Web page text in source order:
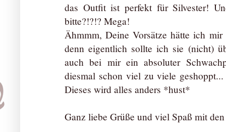
das Outfit ist perfekt für Silvester!
bitte?!?!? Mega!
Ähmmm, Deine Vorsätze hätte ich
denn eigentlich sollte ich sie (nicht)
auch bei mir ein absoluter
diesmal schon viel zu viele
Dieses wird alles anders *hust*
Ganz liebe Grüße und viel Spaß mit